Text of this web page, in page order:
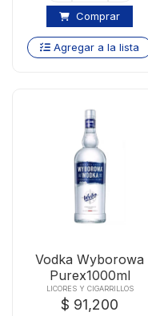
Comprar
Agregar a la lista
Vodka Wyborowa
Purex1000ml
LICORES Y CIGARRILLOS
$ 91,200